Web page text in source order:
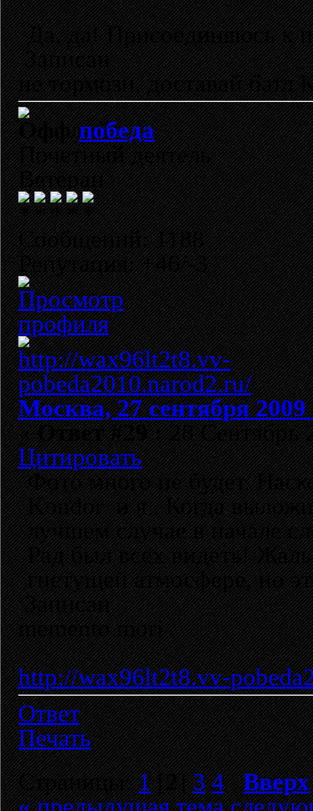
Да, да! Присоединяюсь к
Записан
не тормози, доставай батл
победа
Почетный деятель
Ветеран
Сообщений: 1188
Репутация: +46/-3
Москва, 27 сентября 2009
«Ответ #29 :28 Сентябрь
Цитировать
Фото много не будет.
Kondor и я . Когда
лучшем случае в начале
Рад был всех видеть!
гнетущей атмосфере, но
Записан
memento mori
http://wax96lt2t8.vv-
Ответ
Печать
Страницы:1[2]3 4
Вверх